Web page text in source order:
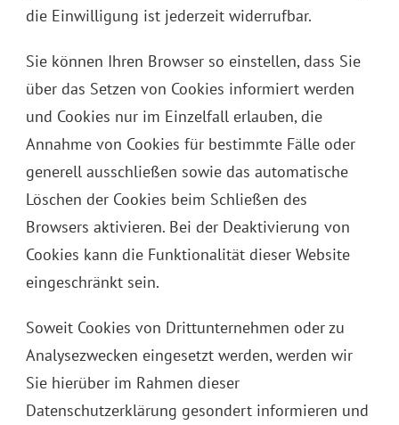
die Einwilligung ist jederzeit widerrufbar.
Sie können Ihren Browser so einstellen, dass Sie
über das Setzen von Cookies informiert werden
und Cookies nur im Einzelfall erlauben, die
Annahme von Cookies für bestimmte Fälle oder
generell ausschließen sowie das automatische
Löschen der Cookies beim Schließen des
Browsers aktivieren. Bei der Deaktivierung von
Cookies kann die Funktionalität dieser Website
eingeschränkt sein.
Soweit Cookies von Drittunternehmen oder zu
Analysezwecken eingesetzt werden, werden wir
Sie hierüber im Rahmen dieser
Datenschutzerklärung gesondert informieren und